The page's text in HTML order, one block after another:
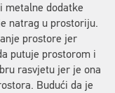
metalne dodatke
natrag u prostoriju.
prostore jer
putuje prostorom i
rasvjetu jer je ona
Budući da je